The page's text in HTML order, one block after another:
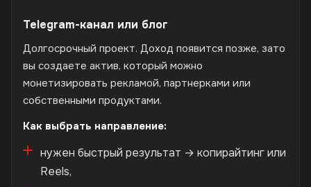
Telegram-канал или блог
Долгосрочный проект. Доход появится позже, зато
вы создаете актив, который можно
монетизировать рекламой, партнерками или
собственными продуктами.
Как выбрать направление:
нужен быстрый результат → копирайтинг или
Reels,